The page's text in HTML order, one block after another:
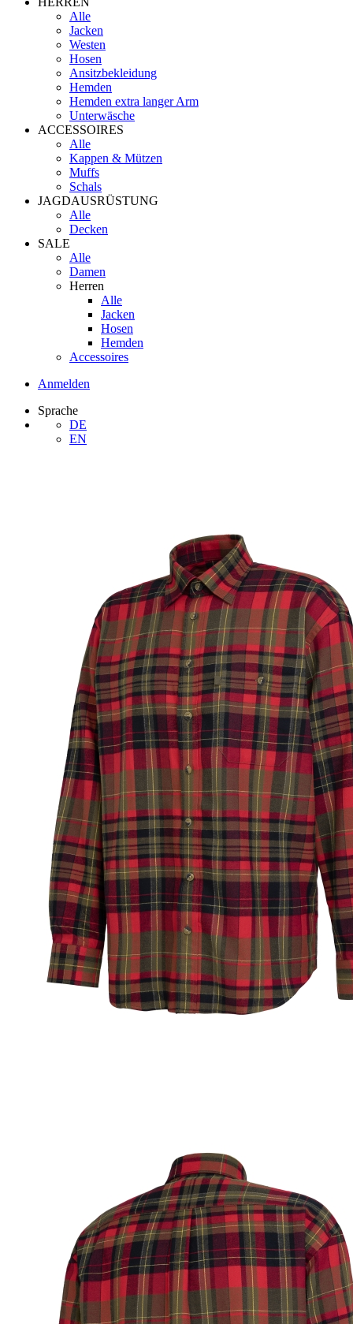
Alle
Jacken
Westen
Hosen
Ansitzbekleidung
Hemden
Hemden extra langer Arm
Unterwäsche
ACCESSOIRES
Alle
Kappen & Mützen
Muffs
Schals
JAGDAUSRÜSTUNG
Alle
Decken
SALE
Alle
Damen
Herren
Alle
Jacken
Hosen
Hemden
Accessoires
Anmelden
Sprache
DE
EN